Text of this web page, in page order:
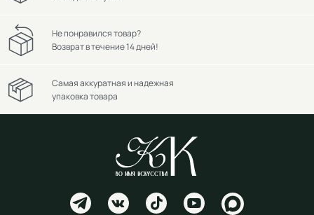
Не понравился товар?
Возврат в течение 14 дней!
Самая аккуратная и надежная
упаковка товара